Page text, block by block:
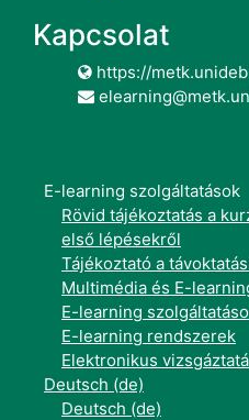
Kapcsolat
https://
E-learning szolgáltatások
Rövid tájékoztatás a
első lépésekről
Tájékoztató a
Multimédia és E-
E-learning
E-learning rendszerek
Elektronikus
Deutsch ‎(de)‎
Deutsch ‎(de)‎